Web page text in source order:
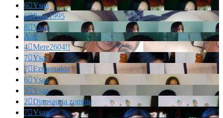
6Ysaa
6Povc1995
8Ysaa
And
4Mere2604!!
7Ysaa
7Ezmeraalda
6Ysaa
5Ysaa
2Dinosauria zombie
7Ysaa